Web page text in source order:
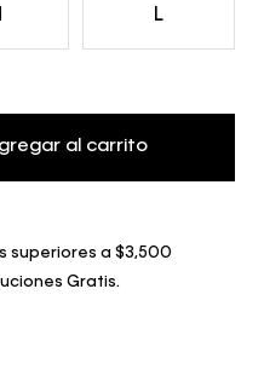
L
al carrito
superiores a $3,500
Gratis.